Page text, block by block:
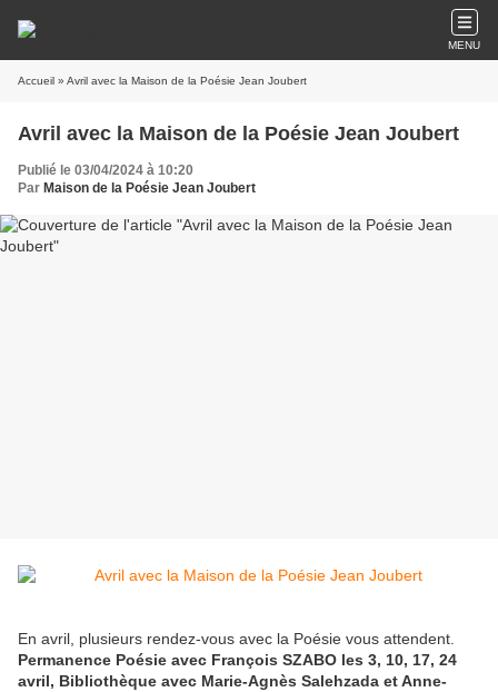
MENU
Accueil » Avril avec la Maison de la Poésie Jean Joubert
Avril avec la Maison de la Poésie Jean Joubert
Publié le 03/04/2024 à 10:20
Par Maison de la Poésie Jean Joubert
En avril, plusieurs rendez-vous avec la Poésie vous attendent.
Permanence Poésie avec François SZABO les 3, 10, 17, 24
avril, Bibliothèque avec Marie-Agnès Salehzada et Anne-